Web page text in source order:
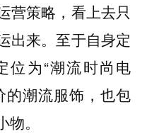
营策略，看上去只
出来。至于自身定
位为“潮流时尚电
的潮流服饰，也包
。